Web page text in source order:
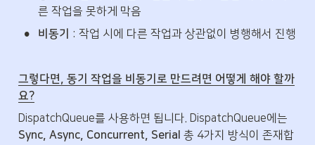
른 작업을 못하게 막음
• 비동기 : 작업 시에 다른 작업과 상관없이 병행해서 진행
그렇다면, 동기 작업을 비동기로 만드려면 어떻게 해야 할까
요?
Sync, Async, Concurrent, Serial 총 4가지 방식이 존재합